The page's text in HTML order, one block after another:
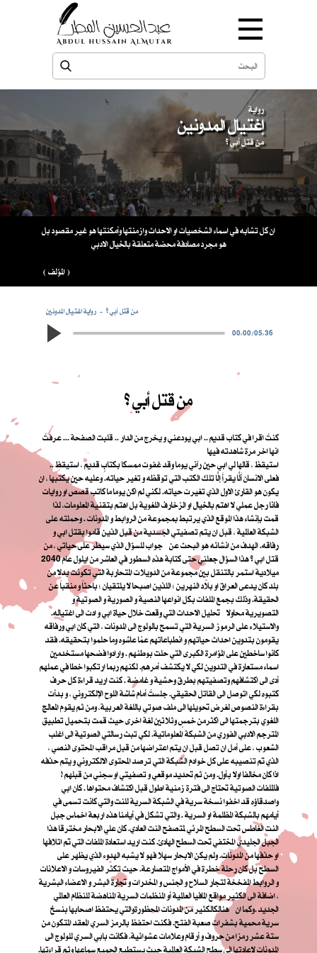
رواية
إغتيال المدونين
من قتل أبي ؟
ان كل تشابه في اسماء الشخصيات او الاحداث وازمنتها وأمكنتها هو غير مقصود بل
هو مجرد مصادفة محضة متعلقة بالخيال الادبي
( المؤلف )
رواية اغتيال المدونين
من قتل أبي ؟
00:00/05:36
من قتل أبي ؟
كنتُ اقرا في كتاب قديم .. ابي يودعني و يخرج من الدار .. قلبت الصفحة ... عرفتُ
انها اخر مرة شاهدته فيها
استيقظ ، قالها لي ابي حين رآني يوما وقد غفوت ممسكا بكتابٍ قديم ، استيقظ ..
فعلى الانسان أَلَّا يقرأَ إلَّا تلك الكتب التي توقظه و تغير حياته. وعليه حين يكتبها ، ان
يكون هو القارئ الاول الذي تغيرت حياته. لكني لم اكن يوما ما كاتب قصص او روايات
فانا رجل عملي لا اهتم بالخيال او الزخارف اللغوية بل اهتم بتقنية المعلومات، لذا
قمت بإنشاء هذا الموقع الذي يرتبط بمجموعة من الروابط و المدونات . وحملته على
الشبكة العالمية ، قبل ان يتم تصفيتي الجسدية من قبل الذين قاموا بقتل ابي و
رفاقه. الهدف من انشائه هو البحث عن جواب للسؤال الذي سيطر على حياتي ، من
قتل ابي ؟ هذا السؤال جعلني حتى كتابة هذه السطور في العاشر من ايلول عام 2040
ميلادية استمر بالتنقل بين مجموعة من الدويلات المتحاربة التي تكونت بدلا من
بلد كان يدعى العراق او بلاد النهرين ؛ اللذين اصبحا لا يلتقيان ؛ باحثاً و منقباً عن
الحقيقة. وذلك بجمع الملفات بكل انواعها النصية و الصورية و الصوتية و
التصويرية محاولا تحليل الاحداث التي وقعت خلال حياة ابي و ادت الى اغتياله.
والاستيلاء على الرموز السرية التي تسمح بالولوج الى المدونات ، التي كان ابي ورفاقه
يقومون بتدوين احداث حياتهم و انطباعاتهم عمّا عاشوه وما حلموا بتحقيقه. فقد
كانوا ساخطين على المؤامرة الكبرى التي حلت بوطنهم . وارادوا فضحها مستخدمين
اسماء مستعارة في التدوين لكي لا يكتشف أمرهم. لكنهم ربما ارتكبوا خطا في عملهم
أدى الى اكتشافهم وتصفيتهم بطرق وحشية و غامضة . كنت اريد قراءة كل حرف
كتبوه لكي اتوصل الى القاتل الحقيقي. جلستُ أمام شاشة اللوح الإلكتروني ، و بدأت
بقراءة النصوص لغرض تحويلها الى ملف صوتي باللغة العربية، ومن ثم يقوم المعالج
اللغوي بترجمتها الى اكثرمن خمسٍ وثلاثين لغة اخرى حيث قمت بتحميل تطبيق
المترجم الادبي الفوري من الشبكة المعلوماتية. لكي تبث رسالتي الصوتية الى اغلب
الشعوب ، على أمل ان تصل قبل ان يتم اعتراضها من قبل مراقب المحتوى النصي ،
الذي تم تنصيبه على كل خوادم الشبكة التي ترصد المحتوى الالكتروني و يتم حذفه
اذا كان مخالفا اولا بأول. ومن ثم تحديد موقعي و تصفيتي او سجني من قبلهم !
فالملفات الصوتية تحتاج الى فترة زمنية اطول قبل اكتشاف محتواها . كان ابي
واصدقاؤه قد اخفوا نسخة سرية في الشبكة السرية للنت والتي كانت تسمى في
أيامهم بالشبكة المظلمة او السرية . والتي تشكل في أيامنا هذه اربعة اخماس جبل
النت الغاطس تحت السطح المرئي لمتصفح النت العادي. كان علي الابحار مخترقا هذا
الجبل الجليدي المختفي تحت السطح الهادئ. كنت اريد استعادة الملفات التي تم اتلافها
او حذفها من المدونات. ولم يكن الابحار سهلا فهو لا يشبه الهدوء الذي يظهر على
السطح بل كان رحلة خطرة في الأمواج المتصارعة. حيث تكثر الفيروسات و الاعلانات
و الروابط المفخخة لتجار السلاح و الجنس و المخدرات و تجارة البشر و الاعضاء البشرية
، اضافة الى الكثير مواقع المافيا العالمية أو المنظمات السرية المناهضة للنظام العالمي
الجديد .وكما ان هنالكالكثير من المدونات المحظورةوالتي يحتفظ اصحابها بنسخ
سرية محمية بشفرات صعبة الفتح. فكنت احتفظ بالرمز السري المعقد المتكون من
ستة عشر رمزا من حروف و أرقام وعلامات عشوائية. فكانت بابي السري للولوج الى